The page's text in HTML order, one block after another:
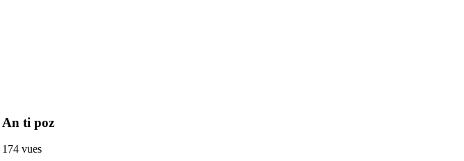
An ti poz
174 vues